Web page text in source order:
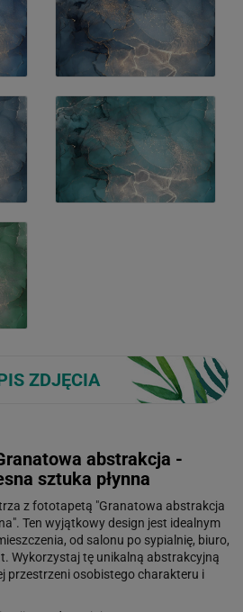
ZDJĘCIA
abstrakcja -
sztuka płynna
z fototapetą "Granatowa abstrakcja
Ten wyjątkowy design jest idealnym
od salonu po sypialnię, biuro,
Wykorzystaj tę unikalną abstrakcyjną
przestrzeni osobistego charakteru i